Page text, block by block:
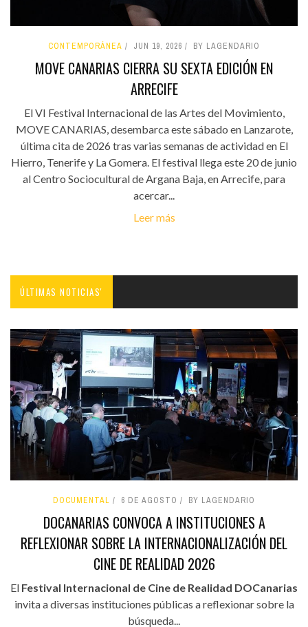
CONTEMPORÁNEA JUN 19, 2026 BY LAGENDARIO
MOVE CANARIAS CIERRA SU SEXTA EDICIÓN EN
ARRECIFE
El VI Festival Internacional de las Artes del Movimiento,
MOVE CANARIAS, desembarca este sábado en Lanzarote,
última cita de 2026 tras varias semanas de actividad en El
Hierro, Tenerife y La Gomera. El festival llega este 20 de junio
al Centro Sociocultural de Argana Baja, en Arrecife, para
acercar...
Leer más
ÚLTIMAS NOTICIAS'
DOCUMENTAL 6 DE AGOSTO BY LAGENDARIO
DOCANARIAS CONVOCA A INSTITUCIONES A
REFLEXIONAR SOBRE LA INTERNACIONALIZACIÓN DEL
CINE DE REALIDAD 2026
El Festival Internacional de Cine de Realidad DOCanarias
invita a diversas instituciones públicas a reflexionar sobre la
búsqueda...